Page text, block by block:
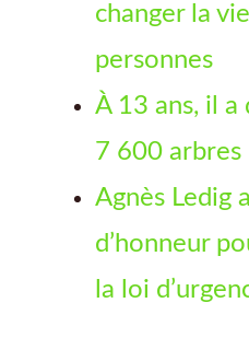
changer la
personnes
À 13 ans, il a
7 600 arbres
Agnès Ledig
d’honneur
la loi